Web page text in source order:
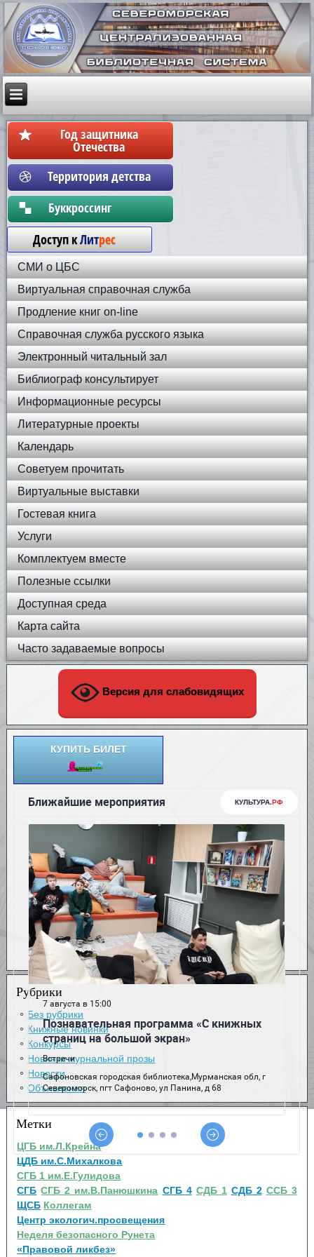
Год защитника
Отечества
Территория детства
Бyккpoccинг
Доступ кЛитрес
СМИ о ЦБС
Виртуальная справочная служба
Продление книг on-line
Справочная служба русского языка
Электронный читальный зал
Библиограф консультирует
Информационные ресурсы
Литературные проекты
Календарь
Советуем прочитать
Виртуальные выставки
Гостевая книга
Услуги
Комплектуем вместе
Полезные ссылки
Доступная среда
Карта сайта
Часто задаваемые вопросы
Версия для слабовидящих
КУПИТЬ БИЛЕТ
Рубрики
Без рубрики
Книжные новинки
Конкурсы
Новинки журнальной прозы
Новости
Объявления
Метки
ЦГБ им.Л.Крейна
ЦДБ им.С.Михалкова
СГБ 1 им.Е.Гулидова
СГБ СГБ 2 им.В.Панюшкина СГБ 4 СДБ 1 СДБ 2 ССБ 3
ЩСБ Коллегам
Центр экологич.просвещения
Неделя безопасного Рунета
«Правовой ликбез»